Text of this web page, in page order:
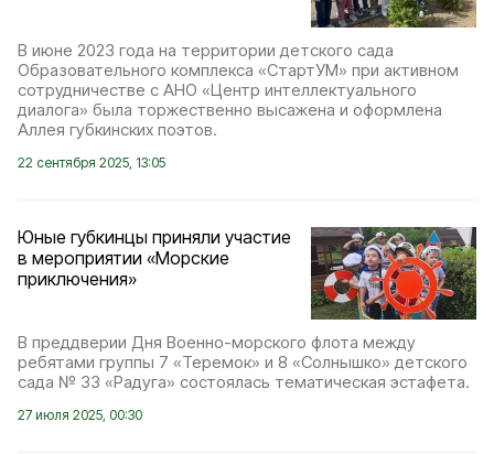
В июне 2023 года на территории детского сада
Образовательного комплекса «СтартУМ» при активном
сотрудничестве с АНО «Центр интеллектуального
диалога» была торжественно высажена и оформлена
Аллея губкинских поэтов.
22 сентября 2025, 13:05
Юные губкинцы приняли участие
в мероприятии «Морские
приключения»
В преддверии Дня Военно-морского флота между
ребятами группы 7 «Теремок» и 8 «Солнышко» детского
сада № 33 «Радуга» состоялась тематическая эстафета.
27 июля 2025, 00:30